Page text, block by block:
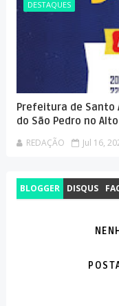
DESTAQUES
Prefeitura de Santo
do São Pedro no
REDAÇÃO Jul 16,
BLOGGER DISQUS